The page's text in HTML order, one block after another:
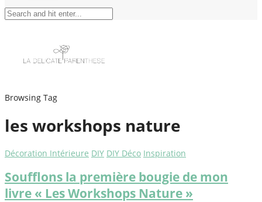
Browsing Tag
les workshops nature
Décoration Intérieure DIY DIY Déco Inspiration
Soufflons la première bougie de mon
livre « Les Workshops Nature »